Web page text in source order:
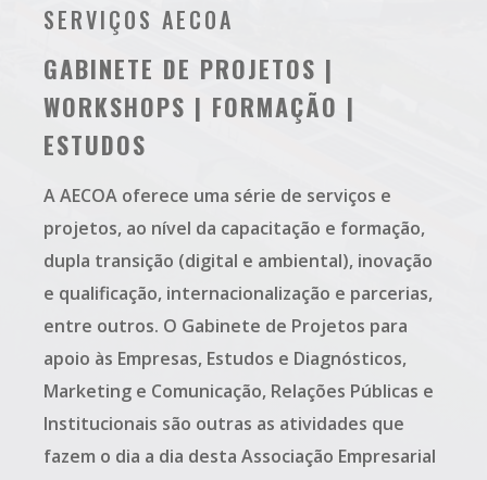
SERVIÇOS AECOA
GABINETE DE PROJETOS |
WORKSHOPS | FORMAÇÃO |
ESTUDOS
A AECOA oferece uma série de serviços e
projetos, ao nível da capacitação e formação,
dupla transição (digital e ambiental), inovação
e qualificação, internacionalização e parcerias,
entre outros. O Gabinete de Projetos para
apoio às Empresas, Estudos e Diagnósticos,
Marketing e Comunicação, Relações Públicas e
Institucionais são outras as atividades que
fazem o dia a dia desta Associação Empresarial